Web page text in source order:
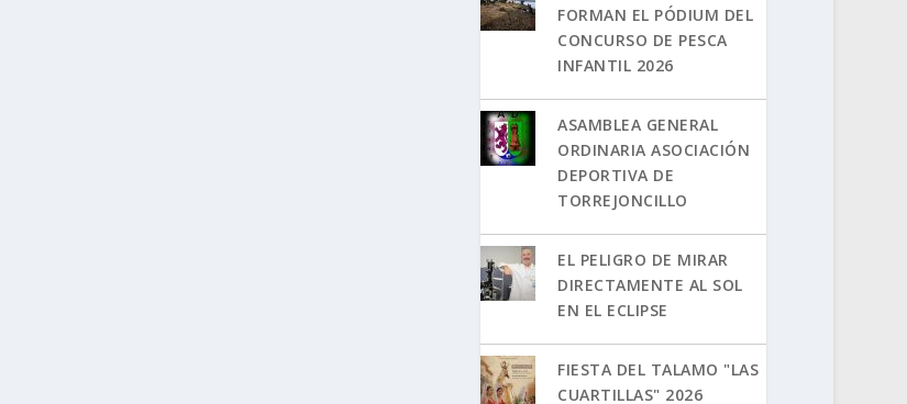
FORMAN EL PÓDIUM DEL
CONCURSO DE PESCA
INFANTIL 2026
ASAMBLEA GENERAL
ORDINARIA ASOCIACIÓN
DEPORTIVA DE
TORREJONCILLO
EL PELIGRO DE MIRAR
DIRECTAMENTE AL SOL
EN EL ECLIPSE
FIESTA DEL TALAMO "LAS
CUARTILLAS" 2026